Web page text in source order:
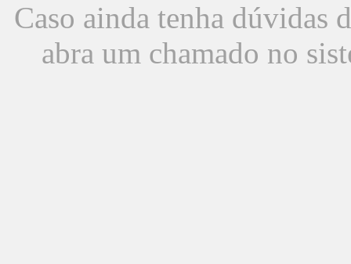
Caso ainda tenha dúvidas
abra um chamado no